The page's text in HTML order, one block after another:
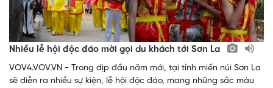
Nhiều lễ hội độc đáo mời gọi du khách tới Sơn La
VOV4.VOV.VN - Trong dịp đầu năm mới, tại tỉnh miền núi Sơn La
sẽ diễn ra nhiều sự kiện, lễ hội độc đáo, mang những sắc màu